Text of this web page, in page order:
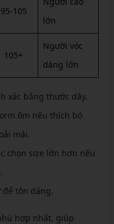
95-105
lớn
105+
Người vóc
dáng lớn
xác bằng thước dây.
ôm nếu thích bó
mái.
chọn size lớn hơn nếu
tôn dáng.
hợp nhất, giúp